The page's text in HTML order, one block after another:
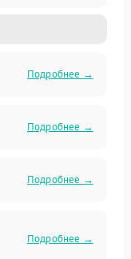
Подробнее →
Подробнее →
Подробнее →
Подробнее →